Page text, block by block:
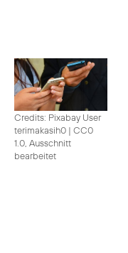
Credits: Pixabay User
terimakasih0 | CC0
1.0, Ausschnitt
bearbeitet